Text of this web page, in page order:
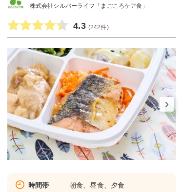
株式会社シルバーライフ「まごころケア食」
4.3 (242件)
時間帯 朝食、昼食、夕食